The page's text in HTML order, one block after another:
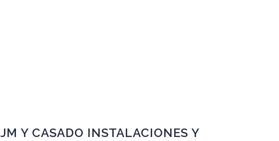
JM Y CASADO INSTALACIONES Y